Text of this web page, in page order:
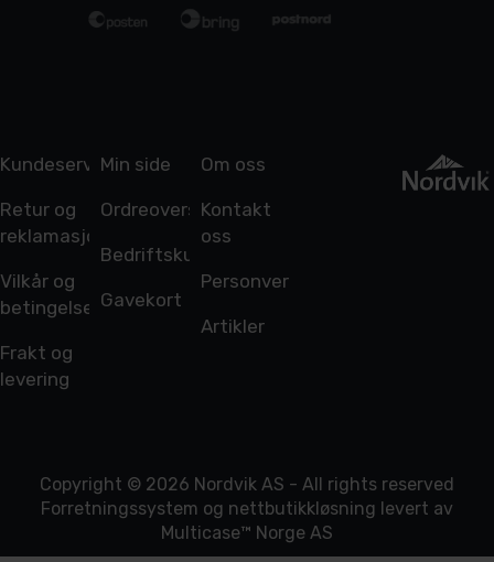
Kundeservice
Retur og
reklamasjon
Vilkår og
betingelser
Frakt og
levering
Min side
Ordreoversikt
Bedriftskunde
Gavekort
Om oss
Kontakt
oss
Personvern
Artikler
Copyright © 2026 Nordvik AS - All rights reserved
Forretningssystem og nettbutikkløsning levert av
Multicase™ Norge AS